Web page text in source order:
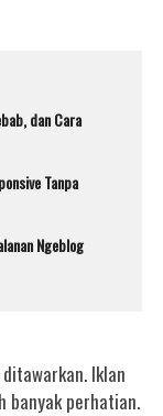
dan Cara
Tanpa
Ngeblog
Iklan
banyak perhatian.